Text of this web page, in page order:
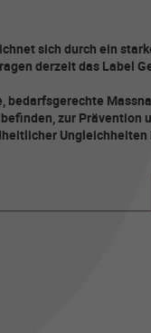
sich durch ein
derzeit das Label
bedarfsgerechte
zur Prävention
Ungleichheiten